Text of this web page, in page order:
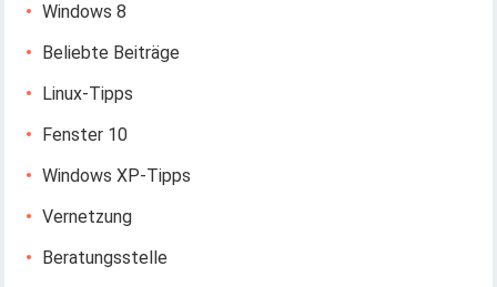
Windows 8
Beliebte Beiträge
Linux-Tipps
Fenster 10
Windows XP-Tipps
Vernetzung
Beratungsstelle